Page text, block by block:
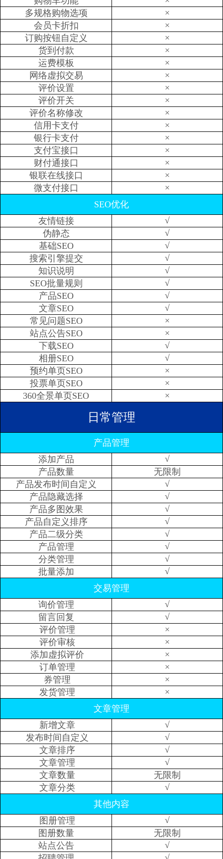
多规格购物选项
×
会员卡折扣
×
订购按钮自定义
×
货到付款
×
运费模板
×
网络虚拟交易
×
评价设置
×
评价开关
×
评价名称修改
×
信用卡支付
×
银行卡支付
×
支付宝接口
×
财付通接口
×
银联在线接口
×
微支付接口
×
SEO优化
友情链接
√
伪静态
√
基础SEO
√
搜索引擎提交
√
知识说明
√
SEO批量规则
√
产品SEO
√
文章SEO
√
常见问题SEO
×
站点公告SEO
×
下载SEO
√
相册SEO
√
预约单页SEO
×
投票单页SEO
×
360全景单页SEO
×
日常管理
产品管理
添加产品
√
产品数量
无限制
产品发布时间自定义
√
产品隐藏选择
√
产品多图效果
√
产品自定义排序
√
产品二级分类
√
产品管理
√
分类管理
√
批量添加
√
交易管理
询价管理
√
留言回复
√
评价管理
×
评价审核
×
添加虚拟评价
×
订单管理
×
券管理
×
发货管理
×
文章管理
新增文章
√
发布时间自定义
√
文章排序
√
文章管理
√
文章数量
无限制
文章分类
√
其他内容
图册管理
√
图册数量
无限制
站点公告
√